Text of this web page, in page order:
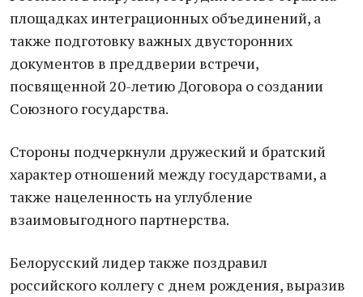
площадках интеграционных объединений, а
также подготовку важных двусторонних
документов в преддверии встречи,
посвященной 20-летию Договора о создании
Союзного государства.
Стороны подчеркнули дружеский и братский
характер отношений между государствами, а
также нацеленность на углубление
взаимовыгодного партнерства.
Белорусский лидер также поздравил
российского коллегу с днем рождения, выразив